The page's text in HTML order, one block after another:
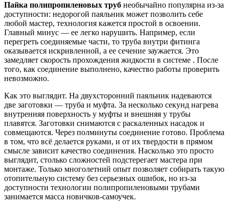
Пайка полипропиленовых труб необычайно популярна из-за
доступности: недорогой паяльник может позволить себе
любой мастер, технология кажется простой в освоении.
Главный минус — ее легко нарушить. Например, если
перегреть соединяемые части, то труба внутри фитинга
оказывается искривленной, а ее сечение заужается. Это
замедляет скорость прохождения жидкости в системе . После
того, как соединение выполнено, качество работы проверить
невозможно.
Как это выглядит. На двухсторонний паяльник надеваются
две заготовки — труба и муфта. За несколько секунд нагрева
внутренняя поверхность у муфты и внешняя у трубы
плавятся. Заготовки снимаются с раскаленных насадок и
совмещаются. Через полминуты соединение готово. Проблема
в том, что всё делается руками, и от их твердости в прямом
смысле зависит качество соединения. Насколько это просто
выглядит, столько сложностей подстерегает мастера при
монтаже. Только многолетний опыт позволяет собирать такую
отопительную систему без серьезных ошибок, но из-за
доступности технологии полипропиленовыми трубами
занимается масса новичков-самоучек.